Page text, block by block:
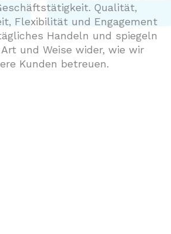
Qualität,
Flexibilität und Engagement
Handeln und spiegeln
und Weise wider, wie wir
Kunden betreuen.